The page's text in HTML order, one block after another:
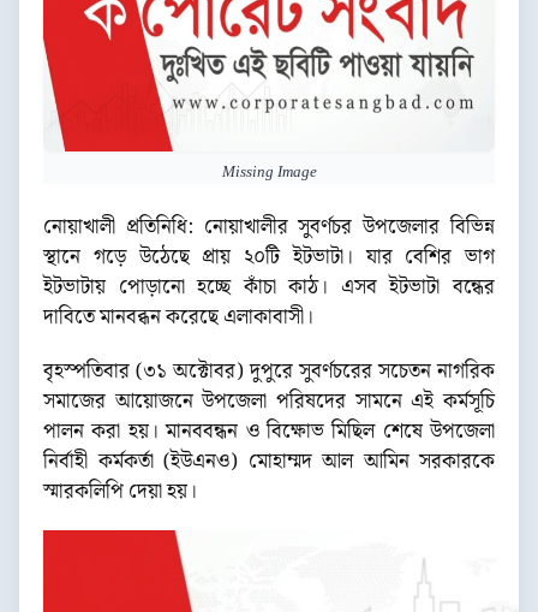
Missing Image
নোয়াখালী প্রতিনিধি: নোয়াখালীর সুবর্ণচর উপজেলার বিভিন্ন
স্থানে গড়ে উঠেছে প্রায় ২০টি ইটভাটা। যার বেশির ভাগ
ইটভাটায় পোড়ানো হচ্ছে কাঁচা কাঠ। এসব ইটভাটা বন্ধের
দাবিতে মানবব্ধন করেছে এলাকাবাসী।
বৃহস্পতিবার (৩১ অক্টোবর) দুপুরে সুবর্ণচরের সচেতন নাগরিক
সমাজের আয়োজনে উপজেলা পরিষদের সামনে এই কর্মসূচি
পালন করা হয়। মানববন্ধন ও বিক্ষোভ মিছিল শেষে উপজেলা
নির্বাহী কর্মকর্তা (ইউএনও) মোহাম্মদ আল আমিন সরকারকে
স্মারকলিপি দেয়া হয়।